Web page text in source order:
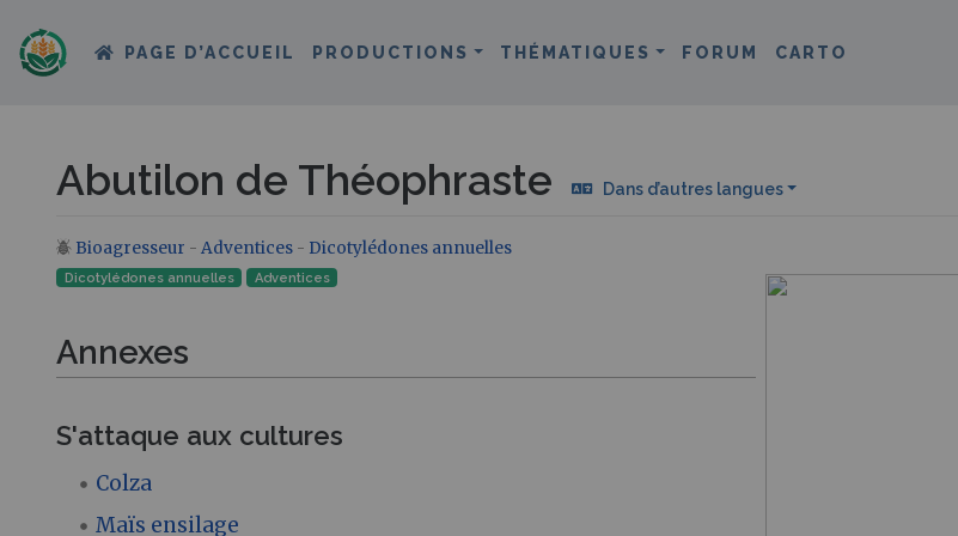
PAGE D’ACCUEIL PRODUCTIONS THÉMATIQUES FORUM CARTO
Abutilon de Théophraste Dans d’autres langues
Aller à :navigation,rechercher
Bioagresseur - Adventices - Dicotylédones annuelles
Dicotylédones annuelles Adventices
Annexes
S'attaque aux cultures
Colza
Maïs ensilage